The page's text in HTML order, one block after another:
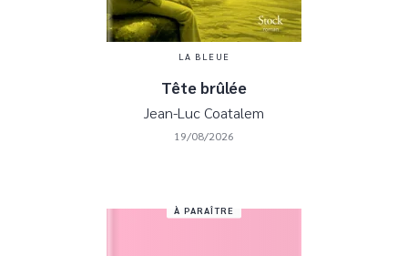
LA BLEUE
Tête brûlée
Jean-Luc Coatalem
19/08/2026
À PARAÎTRE